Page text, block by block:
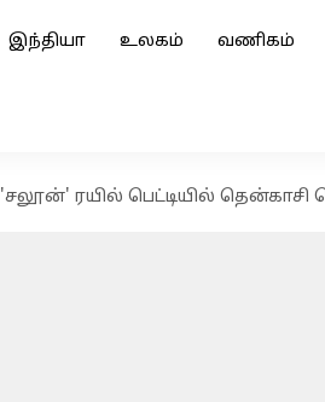
இந்தியா உலகம் வணிகம்
'சலூன்' ரயில் பெட்டியில் தென்காசி